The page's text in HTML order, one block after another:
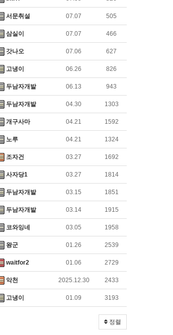
서문취설 07.07 505
삼실이 07.07 466
갓나오 07.06 627
고냉이 06.26 826
두남자개발 06.13 943
두남자개발 04.30 1303
개구사마 04.21 1592
노루 04.21 1324
조자건 03.27 1692
사자당1 03.27 1814
두남자개발 03.15 1851
두남자개발 03.14 1915
코와잉네 03.05 1958
왕군 01.26 2539
waitfor2 01.06 2729
악천 2025.12.30 2433
고냉이 01.09 3193
정렬